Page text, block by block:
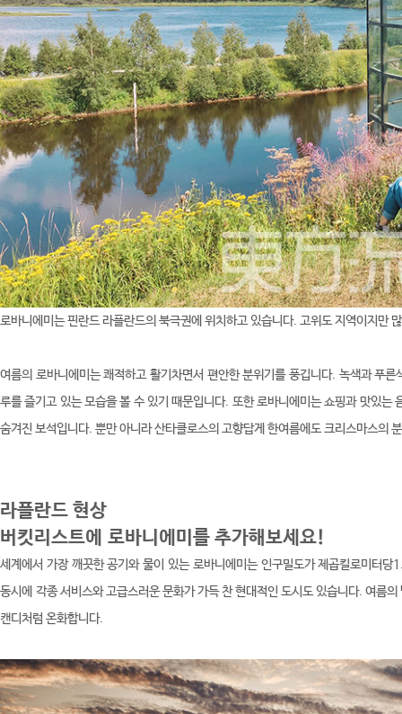
로바니에미는 핀란드 라플란드의 북극권에 위치하고 있습니다. 고위도 지역이지만
여름의 로바니에미는 쾌적하고 활기차면서 편안한 분위기를 풍깁니다. 녹색과 푸
루를 즐기고 있는 모습을 볼 수 있기 때문입니다. 또한 로바니에미는 쇼핑과 맛있
숨겨진 보석입니다. 뿐만 아니라 산타클로스의 고향답게 한여름에도 크리스마스의
라플란드 현상
버킷리스트에 로바니에미를 추가해보세요!
세계에서 가장 깨끗한 공기와 물이 있는 로바니에미는 인구밀도가 제곱킬로미터
동시에 각종 서비스와 고급스러운 문화가 가득 찬 현대적인 도시도 있습니다. 여름
캔디처럼 온화합니다.